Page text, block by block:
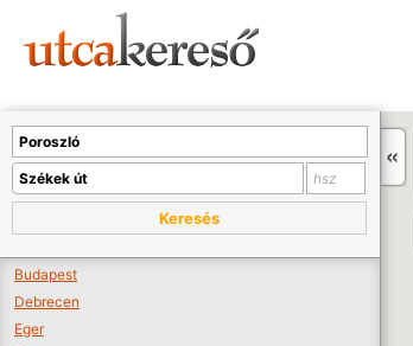
Keresés
Budapest
Debrecen
Eger
A térképet kicsinyíteni kell, hogy látszódjanak a boltok.
Boltok látszódjanak >>